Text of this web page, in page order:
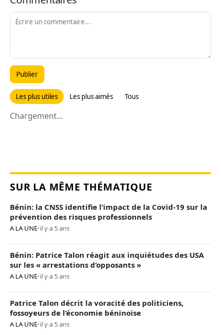
Publier
Les plus utiles Les plus aimés Tous
Chargement...
SUR LA MÊME THÉMATIQUE
Bénin: la CNSS identifie l’impact de la Covid-19 sur la
prévention des risques professionnels
A LA UNE•il y a 5 ans
Bénin: Patrice Talon réagit aux inquiétudes des USA
sur les « arrestations d’opposants »
A LA UNE•il y a 5 ans
Patrice Talon décrit la voracité des politiciens,
fossoyeurs de l’économie béninoise
A LA UNE•il y a 5 ans